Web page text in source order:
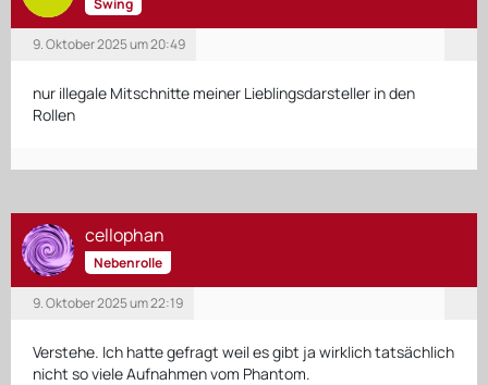
Swing
9. Oktober 2025 um 20:49
nur illegale Mitschnitte meiner Lieblingsdarsteller in den
Rollen
cellophan
Nebenrolle
9. Oktober 2025 um 22:19
Verstehe. Ich hatte gefragt weil es gibt ja wirklich tatsächlich
nicht so viele Aufnahmen vom Phantom.